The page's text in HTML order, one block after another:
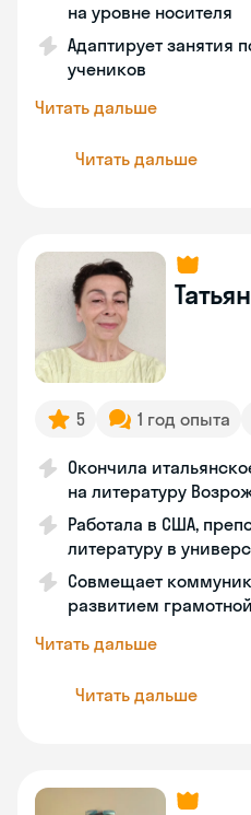
на уровне носителя
Адаптирует занятия
учеников
Читать дальше
Читать дальше
5 1 год опыта
Окончила
на литературу
Работала в США,
литературу в
Совмещает
развитием
Читать дальше
Читать дальше